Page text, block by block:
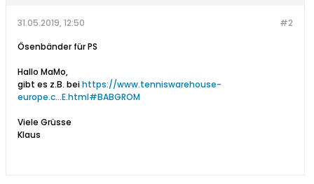
#2
31.05.2019, 12:50
Ösenbänder für PS
Hallo MaMo,
gibt es z.B. beihttps://www.tenniswarehouse-
europe.c...E.html#BABGROM
Viele Grüsse
Klaus